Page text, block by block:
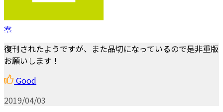
零
復刊されたようですが、また品切になっているので是非重版
お願いします！
Good
2019/04/03